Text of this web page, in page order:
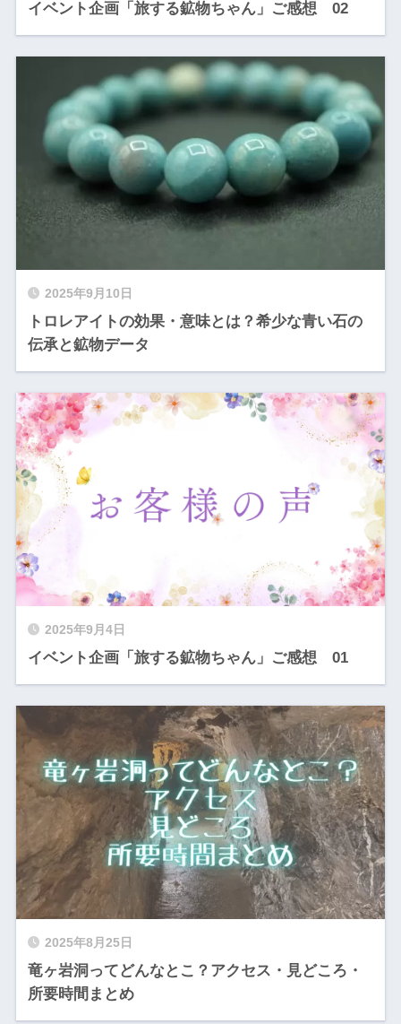
イベント企画「旅する鉱物ちゃん」ご感想 02
2025年9月10日
トロレアイトの効果・意味とは？希少な青い石の
伝承と鉱物データ
2025年9月4日
イベント企画「旅する鉱物ちゃん」ご感想 01
2025年8月25日
竜ヶ岩洞ってどんなとこ？アクセス・見どころ・
所要時間まとめ